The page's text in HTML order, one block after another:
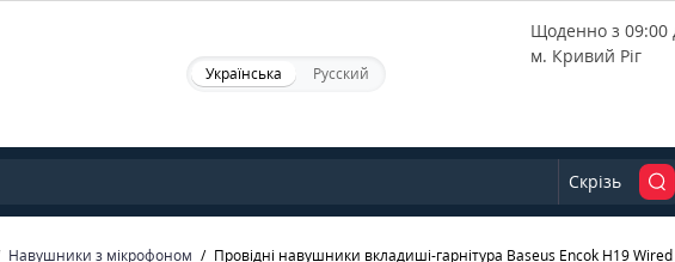
Українська Русский
Щоденно з 09:00
м. Кривий Ріг
Скрізь
Навушники з мікрофоном Провідні навушники вкладиші-гарнітура Baseus Encok H19